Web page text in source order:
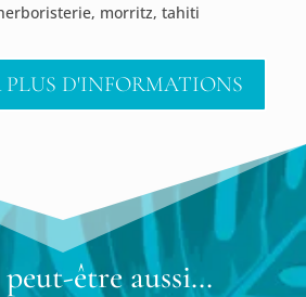
, morritz, tahiti
D'INFORMATIONS
être aussi…